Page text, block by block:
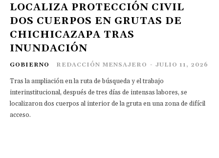
LOCALIZA PROTECCIÓN CIVIL
DOS CUERPOS EN GRUTAS DE
CHICHICAZAPA TRAS
INUNDACIÓN
GOBIERNO REDACCIÓN MENSAJERO - JULIO 11, 2026
Tras la ampliación en la ruta de búsqueda y el trabajo
interinstitucional, después de tres días de intensas labores, se
localizaron dos cuerpos al interior de la gruta en una zona de difícil
acceso.